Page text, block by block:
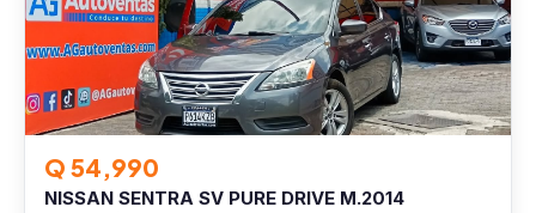
Q 54,990
NISSAN SENTRA SV PURE DRIVE M.2014